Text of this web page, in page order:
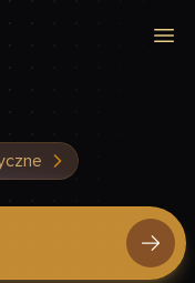
strona jest szybka